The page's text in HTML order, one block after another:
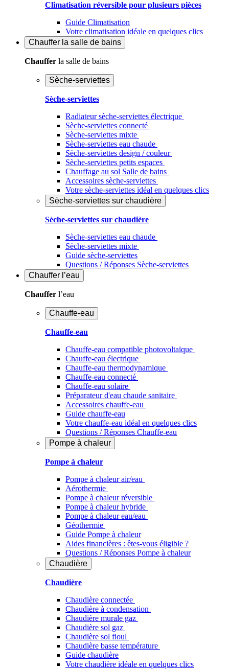
Climatisation réversible pour plusieurs pièces
Guide Climatisation
Votre climatisation idéale en quelques clics
Chauffer la salle de bains
Chauffer la salle de bains
Sèche-serviettes
Sèche-serviettes
Radiateur sèche-serviettes électrique
Sèche-serviettes connecté
Sèche-serviettes mixte
Sèche-serviettes eau chaude
Sèche-serviettes design / couleur
Sèche-serviettes petits espaces
Chauffage au sol Salle de bains
Accessoires sèche-serviettes
Votre sèche-serviettes idéal en quelques clics
Sèche-serviettes sur chaudière
Sèche-serviettes sur chaudière
Sèche-serviettes eau chaude
Sèche-serviettes mixte
Guide sèche-serviettes
Questions / Réponses Sèche-serviettes
Chauffer l’eau
Chauffer l’eau
Chauffe-eau
Chauffe-eau
Chauffe-eau compatible photovoltaïque
Chauffe-eau électrique
Chauffe-eau thermodynamique
Chauffe-eau connecté
Chauffe-eau solaire
Préparateur d'eau chaude sanitaire
Accessoires chauffe-eau
Guide chauffe-eau
Votre chauffe-eau idéal en quelques clics
Questions / Réponses Chauffe-eau
Pompe à chaleur
Pompe à chaleur
Pompe à chaleur air/eau
Aérothermie
Pompe à chaleur réversible
Pompe à chaleur hybride
Pompe à chaleur​ eau/eau
Géothermie
Guide Pompe à chaleur
Aides financières : êtes-vous éligible ?
Questions / Réponses Pompe à chaleur
Chaudière
Chaudière
Chaudière connectée
Chaudière à condensation
Chaudière murale gaz
Chaudière sol gaz
Chaudière sol fioul
Chaudière basse température
Guide chaudière
Votre chaudière idéale en quelques clics